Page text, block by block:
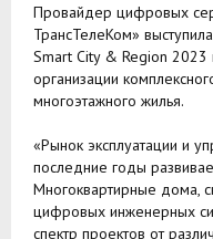
Провайдер цифровых
ТрансТелеКом»
Smart City & Region
организации
многоэтажного жилья.
«Рынок эксплуатации и
последние годы
Многоквартирные дома,
цифровых инженерных
спектр проектов от